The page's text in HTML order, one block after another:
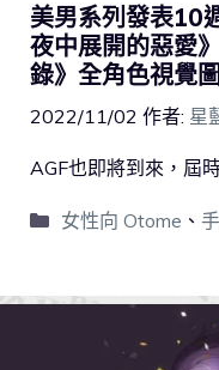
美男系列發表10
夜中展開的惡愛
錄》全角色視覺圖
2022/11/02 作者: 星
AGF也即將到來，屆
女性向 Otome 、